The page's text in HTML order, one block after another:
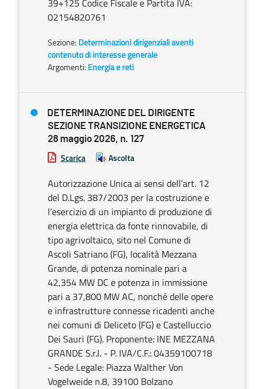
39+125 Codice Fiscale e Partita IVA:
02154820761
Sezione: Determinazioni dirigenziali aventi
contenuto di interesse generale
Argomenti: Energia e reti
DETERMINAZIONE DEL DIRIGENTE
SEZIONE TRANSIZIONE ENERGETICA
28 maggio 2026, n. 127
Scarica Ascolta
Autorizzazione Unica ai sensi dell’art. 12
del D.Lgs. 387/2003 per la costruzione e
l’esercizio di un impianto di produzione di
energia elettrica da fonte rinnovabile, di
tipo agrivoltaico, sito nel Comune di
Ascoli Satriano (FG), località Mezzana
Grande, di potenza nominale pari a
42,354 MW DC e potenza in immissione
pari a 37,800 MW AC, nonché delle opere
e infrastrutture connesse ricadenti anche
nei comuni di Deliceto (FG) e Castelluccio
Dei Sauri (FG). Proponente: INE MEZZANA
GRANDE S.r.l. - P. IVA/C.F.: 04359100718
- Sede Legale: Piazza Walther Von
Vogelweide n.8, 39100 Bolzano